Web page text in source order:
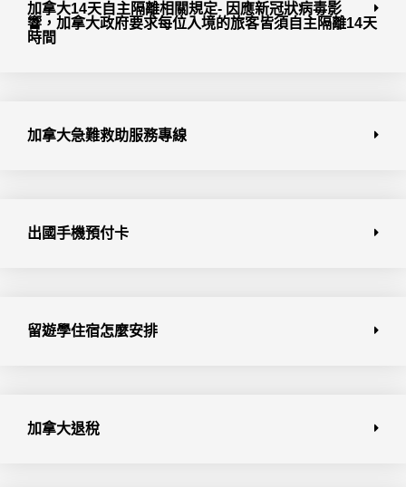
加拿大14天自主隔離相關規定- 因應新冠狀病毒影
響，加拿大政府要求每位入境的旅客皆須自主隔離14天
時間
加拿大急難救助服務專線
出國手機預付卡
留遊學住宿怎麼安排
加拿大退稅